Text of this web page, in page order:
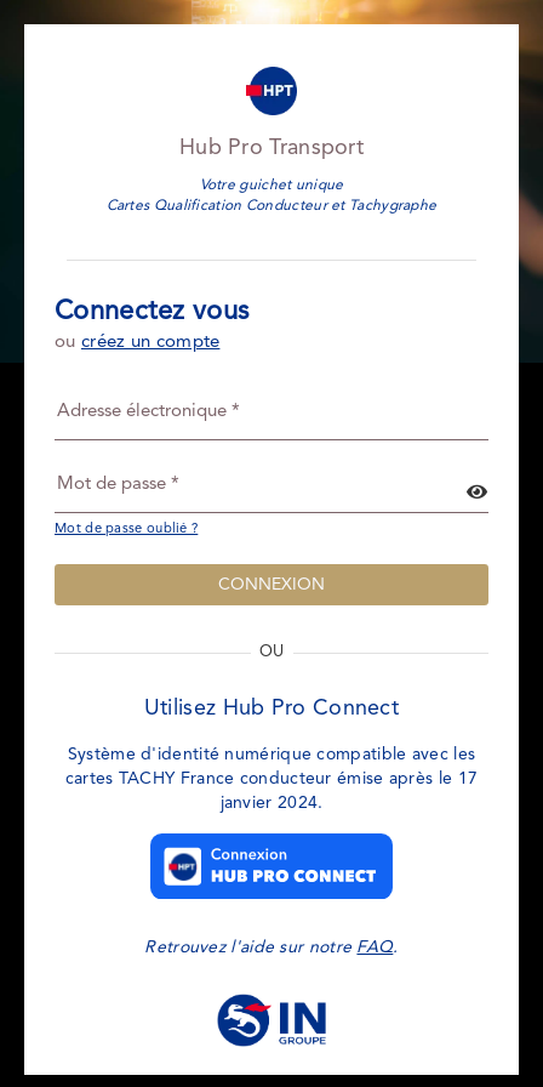
Hub Pro Transport
Votre guichet unique
Cartes Qualification Conducteur et Tachygraphe
Connectez vous
ou créez un compte
Mot de passe oublié ?
OU
Utilisez Hub Pro Connect
Système d'identité numérique compatible avec les
cartes TACHY France conducteur émise après le 17
janvier 2024.
Retrouvez l'aide sur notre FAQ.